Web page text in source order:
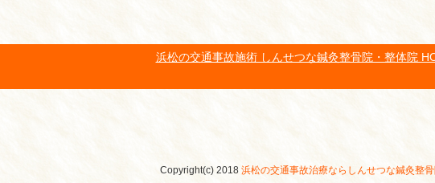
浜松の交通事故施術 しんせつな鍼灸整骨院・整体院
Copyright(c) 2018 浜松の交通事故治療ならしんせつな鍼灸整